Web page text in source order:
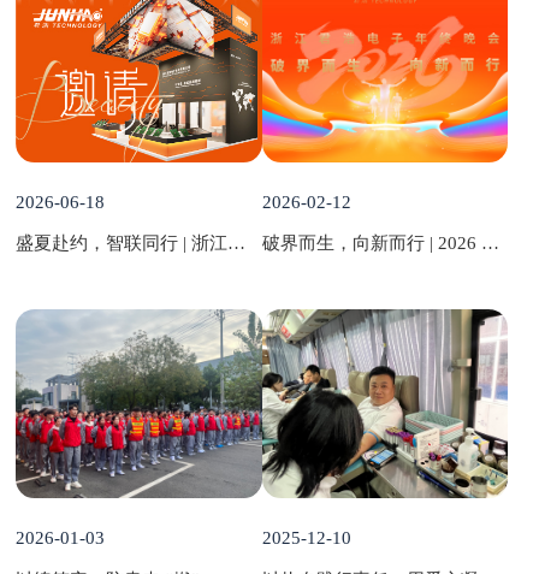
2026-06-18
盛夏赴约，智联同行 | 浙江君浩电子诚挚邀约， 共赴 2026 慕尼黑上海电子展
2026-02-12
破界而生，向新而行 | 2026 君浩电子年终晚会，我们这样 “燃” 动全场
2026-01-03 2025-12-10